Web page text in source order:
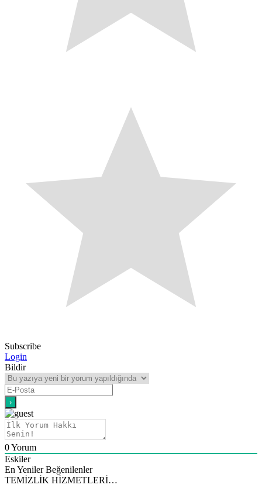
Subscribe
Login
Bildir
0Yorum
Eskiler
En Yeniler Beğenilenler
TEMİZLİK HİZMETLERİ…